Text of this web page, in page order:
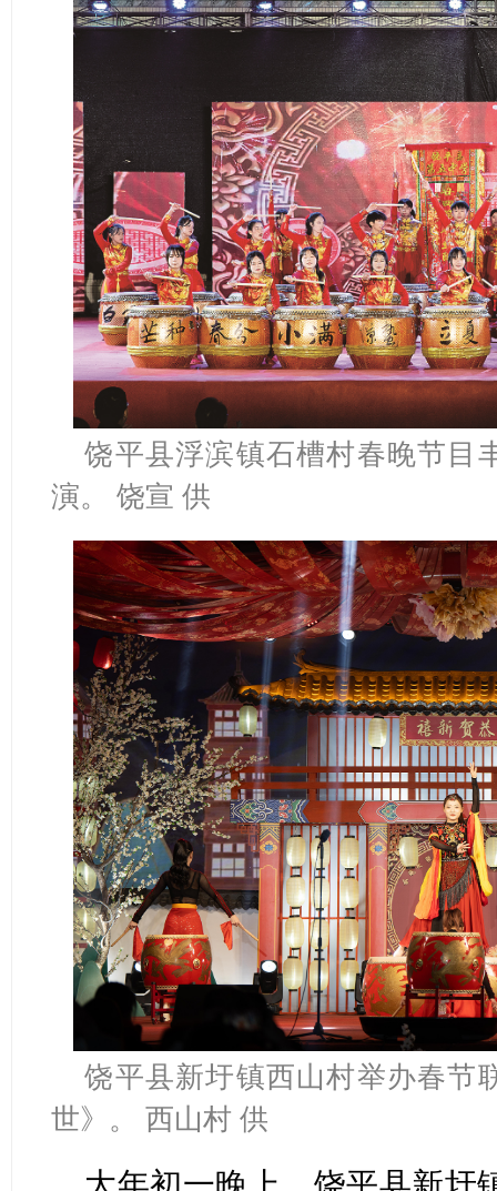
饶平县浮滨镇石槽村春晚节目
演。 饶宣 供
饶平县新圩镇西山村举办春节
世》。 西山村 供